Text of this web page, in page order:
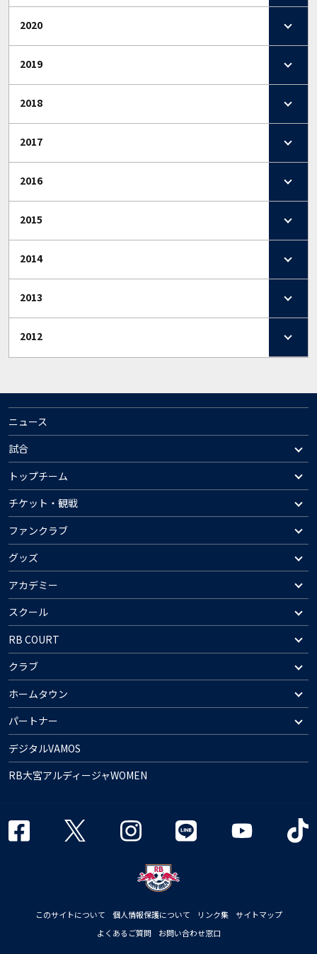
2020
2019
2018
2017
2016
2015
2014
2013
2012
ニュース
試合
トップチーム
チケット・観戦
ファンクラブ
グッズ
アカデミー
スクール
RB COURT
クラブ
ホームタウン
パートナー
デジタルVAMOS
RB大宮アルディージャWOMEN
このサイトについて 個人情報保護について リンク集
サイトマップ
よくあるご質問
お問い合わせ窓口